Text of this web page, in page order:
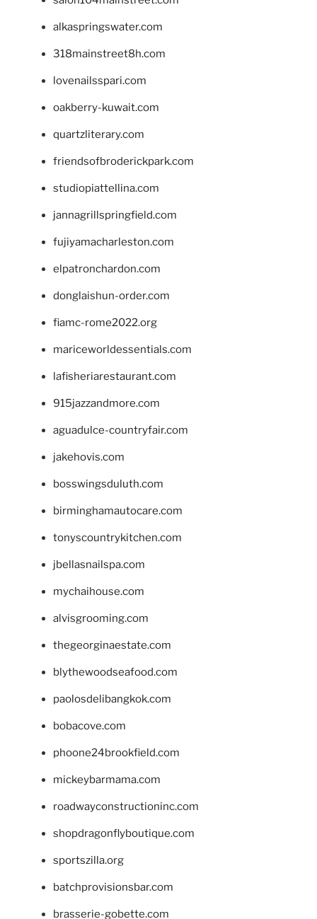
alkaspringswater.com
318mainstreet8h.com
lovenailsspari.com
oakberry-kuwait.com
quartzliterary.com
friendsofbroderickpark.com
studiopiattellina.com
jannagrillspringfield.com
fujiyamacharleston.com
elpatronchardon.com
donglaishun-order.com
fiamc-rome2022.org
mariceworldessentials.com
lafisheriarestaurant.com
915jazzandmore.com
aguadulce-countryfair.com
jakehovis.com
bosswingsduluth.com
birminghamautocare.com
tonyscountrykitchen.com
jbellasnailspa.com
mychaihouse.com
alvisgrooming.com
thegeorginaestate.com
blythewoodseafood.com
paolosdelibangkok.com
bobacove.com
phoone24brookfield.com
mickeybarmama.com
roadwayconstructioninc.com
shopdragonflyboutique.com
sportszilla.org
batchprovisionsbar.com
brasserie-gobette.com